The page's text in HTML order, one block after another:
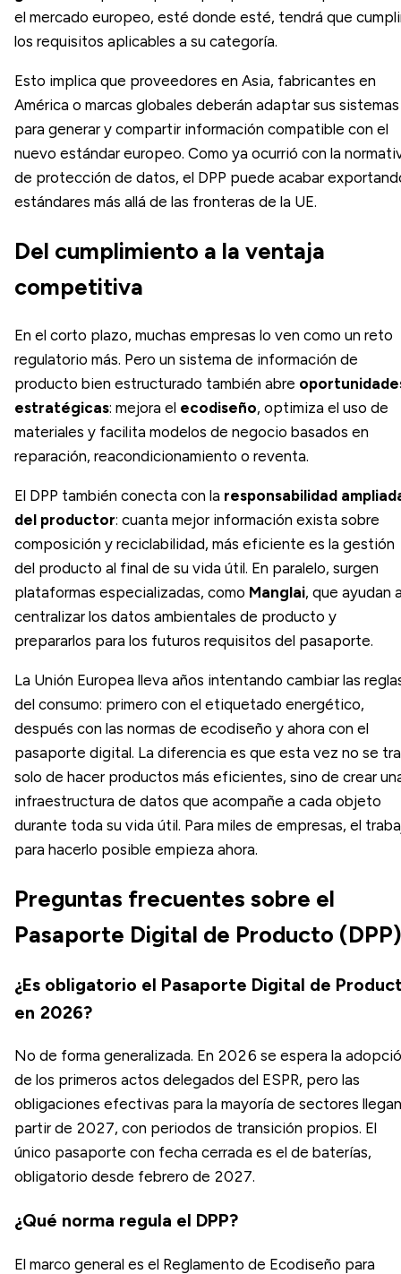
el mercado europeo, esté donde esté, tendrá que
los requisitos aplicables a su categoría.
Esto implica que proveedores en Asia, fabricantes en
América o marcas globales deberán adaptar sus sistemas
para generar y compartir información compatible con el
nuevo estándar europeo. Como ya ocurrió con la
de protección de datos, el DPP puede acabar
estándares más allá de las fronteras de la UE.
Del cumplimiento a la ventaja
competitiva
En el corto plazo, muchas empresas lo ven como un reto
regulatorio más. Pero un sistema de información de
producto bien estructurado también abre
estratégicas: mejora el ecodiseño, optimiza el uso de
materiales y facilita modelos de negocio basados en
reparación, reacondicionamiento o reventa.
El DPP también conecta con la responsabilidad
del productor: cuanta mejor información exista sobre
composición y reciclabilidad, más eficiente es la gestión
del producto al final de su vida útil. En paralelo, surgen
plataformas especializadas, como Manglai, que ayudan
centralizar los datos ambientales de producto y
prepararlos para los futuros requisitos del pasaporte.
La Unión Europea lleva años intentando cambiar las
del consumo: primero con el etiquetado energético,
después con las normas de ecodiseño y ahora con el
pasaporte digital. La diferencia es que esta vez no se
solo de hacer productos más eficientes, sino de crear
infraestructura de datos que acompañe a cada objeto
durante toda su vida útil. Para miles de empresas, el
para hacerlo posible empieza ahora.
Preguntas frecuentes sobre el
Pasaporte Digital de Producto (DPP)
¿Es obligatorio el Pasaporte Digital de
en 2026?
No de forma generalizada. En 2026 se espera la
de los primeros actos delegados del ESPR, pero las
obligaciones efectivas para la mayoría de sectores
partir de 2027, con periodos de transición propios. El
único pasaporte con fecha cerrada es el de baterías,
obligatorio desde febrero de 2027.
¿Qué norma regula el DPP?
El marco general es el Reglamento de Ecodiseño para